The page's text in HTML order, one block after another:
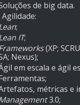
de big data.
Agilidade:
;
IT;
(XP;
Nexus);
em escala e ágil
métricas e
3.0;